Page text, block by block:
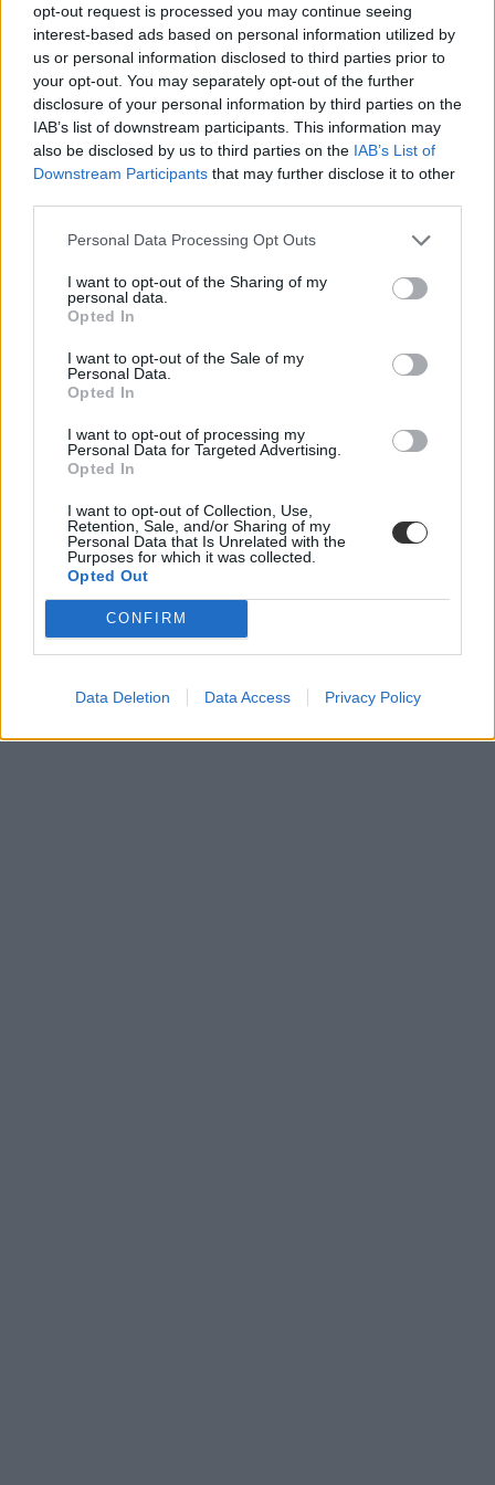
opt-out request is processed you may continue seeing
interest-based ads based on personal information utilized by
us or personal information disclosed to third parties prior to
your opt-out. You may separately opt-out of the further
disclosure of your personal information by third parties on the
IAB’s list of downstream participants. This information may
also be disclosed by us to third parties on the IAB’s List of
Downstream Participants that may further disclose it to other
Personal Data Processing Opt Outs
I want to opt-out of the Sharing of my
personal data.
Opted In
I want to opt-out of the Sale of my
Personal Data.
Opted In
I want to opt-out of processing my
Personal Data for Targeted Advertising.
Opted In
I want to opt-out of Collection, Use,
Retention, Sale, and/or Sharing of my
Personal Data that Is Unrelated with the
Purposes for which it was collected.
Opted Out
CONFIRM
Data Deletion Data Access Privacy Policy
külföldi továbbtanulás